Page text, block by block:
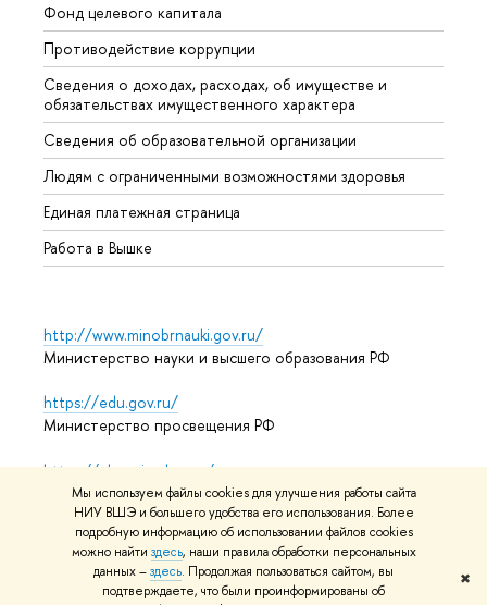
Мы используем файлы cookies для улучшения работы сайта
НИУ ВШЭ и большего удобства его использования. Более
подробную информацию об использовании файлов cookies
можно найти здесь, наши правила обработки персональных
данных –здесь. Продолжая пользоваться сайтом, вы
подтверждаете, что были проинформированы об
✖
Фонд целевого капитала
Противодействие коррупции
Сведения о доходах, расходах, об имуществе и
обязательствах имущественного характера
Сведения об образовательной организации
Людям с ограниченными возможностями здоровья
Единая платежная страница
Работа в Вышке
http://www.minobrnauki.gov.ru/
Министерство науки и высшего образования РФ
https://edu.gov.ru/
Министерство просвещения РФ
https://elearning.hse.ru/mooc
Массовые открытые онлайн-курсы
© НИУ ВШЭ 1993–2026 Адреса и контактыУсловия
использования материаловПолитика конфиденциальности